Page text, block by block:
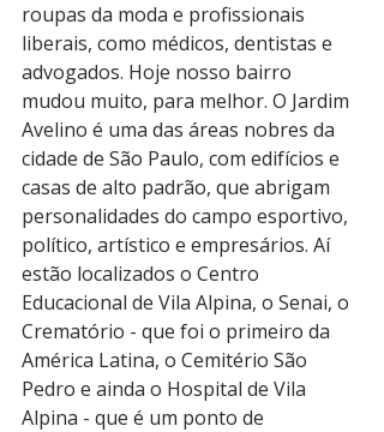
roupas da moda e profissionais
liberais, como médicos, dentistas e
advogados. Hoje nosso bairro
mudou muito, para melhor. O Jardim
Avelino é uma das áreas nobres da
cidade de São Paulo, com edifícios e
casas de alto padrão, que abrigam
personalidades do campo esportivo,
político, artístico e empresários. Aí
estão localizados o Centro
Educacional de Vila Alpina, o Senai, o
Crematório - que foi o primeiro da
América Latina, o Cemitério São
Pedro e ainda o Hospital de Vila
Alpina - que é um ponto de